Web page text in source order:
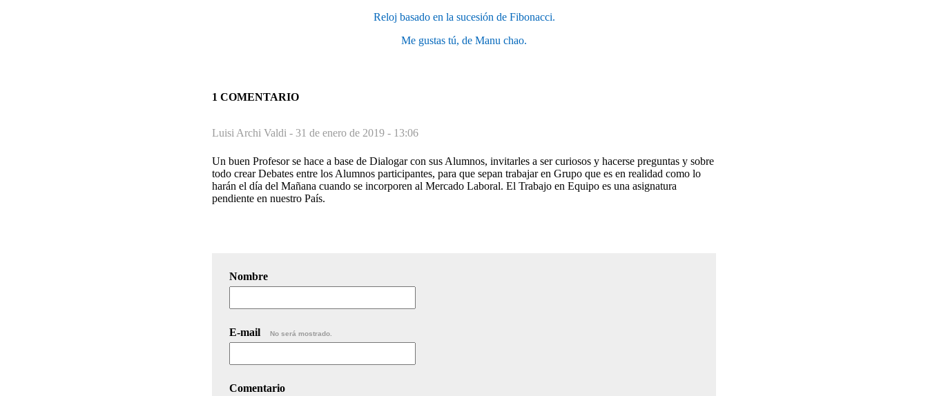
Reloj basado en la sucesión de Fibonacci.
Me gustas tú, de Manu chao.
1 COMENTARIO
Luisi Archi Valdi - 31 de enero de 2019 - 13:06
Un buen Profesor se hace a base de Dialogar con sus Alumnos, invitarles a ser curiosos y hacerse preguntas y sobre
todo crear Debates entre los Alumnos participantes, para que sepan trabajar en Grupo que es en realidad como lo
harán el día del Mañana cuando se incorporen al Mercado Laboral. El Trabajo en Equipo es una asignatura
pendiente en nuestro País.
Nombre
E-mail No será mostrado.
Comentario